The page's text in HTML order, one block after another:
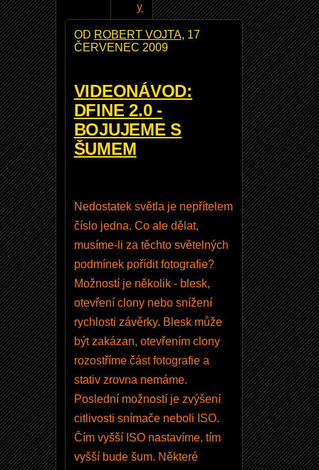
OD ROBERT VOJTA, 17
ČERVENEC 2009
VIDEONÁVOD:
DFINE 2.0 -
BOJUJEME S
ŠUMEM
Nedostatek světla je nepřítelem
číslo jedna. Co ale dělat,
musíme-li za těchto světelných
podmínek pořídit fotografie?
Možností je několik - blesk,
otevření clony nebo snížení
rychlosti závěrky. Blesk může
být zakázan, otevřením clony
rozostříme část fotografie a
stativ zrovna nemáme.
Poslední možností je zvýšení
citlivosti snímače neboli ISO.
Čím vyšší ISO nastavíme, tím
vyšší bude šum. Některé
y
v
ři
t
n
o
č
e
t
O
n
v
n
v